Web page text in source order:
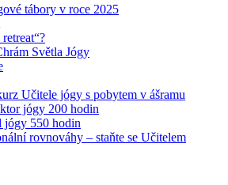
tábory v roce 2025
Světla Jógy
Učitele jógy s pobytem v ášramu
jógy 200 hodin
550 hodin
rovnováhy – staňte se Učitelem